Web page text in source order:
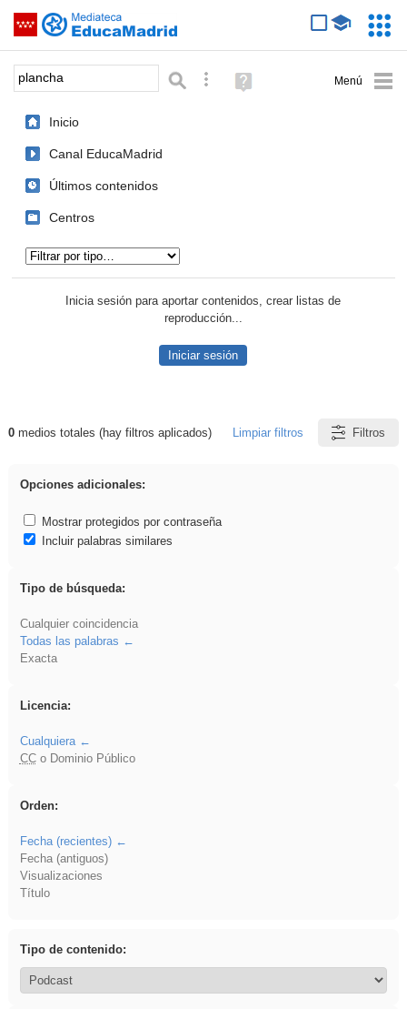
Saltar navegación
Palabra o frase: Búsqueda avanzada
Ayuda
(en
Inicio
Canal EducaMadrid
Últimos contenidos
Centros
Inicia sesión para aportar contenidos, crear listas de
reproducción...
Iniciar sesión
Resultados de: plancha
0medios totales (hay filtros aplicados) Limpiar filtros Filtros
Opciones adicionales:
Mostrar protegidos por contraseña
Incluir palabras similares
Tipo de búsqueda:
Cualquier coincidencia
Todas las palabras
Exacta
Licencia:
Cualquiera
CCo Dominio Público
Orden:
Fecha (recientes)
Fecha (antiguos)
Visualizaciones
Título
Tipo de contenido: